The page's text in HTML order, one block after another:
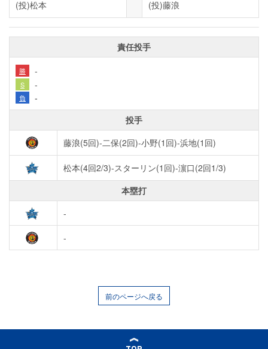
(投)松本 (投)藤浪
責任投手
勝 -
S -
負
-
投手
藤浪(5回)-二保(2回)-小野(1回)-浜地(1回)
松本(4回2/3)-スターリン(1回)-濵口(2回1/3)
本塁打
-
-
前のページへ戻る